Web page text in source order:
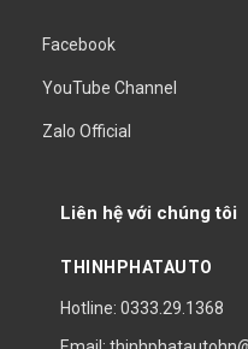
Facebook
YouTube Channel
Zalo Official
Liên hệ với chúng tôi
THINHPHATAUTO
Hotline: 0333.29.1368